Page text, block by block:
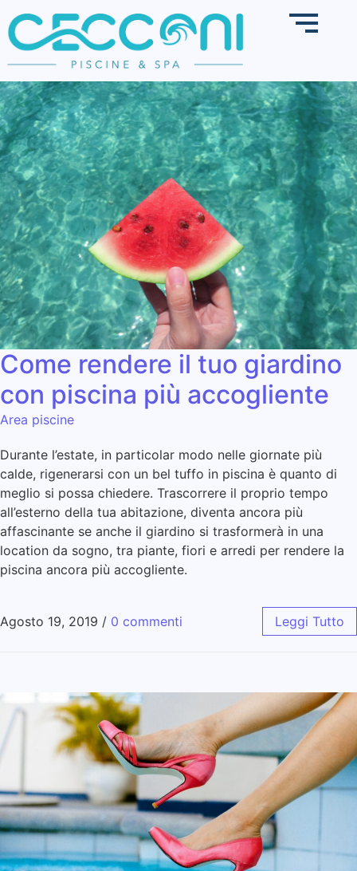
Come rendere il tuo giardino
con piscina più accogliente
Area piscine
Durante l’estate, in particolar modo nelle giornate più
calde, rigenerarsi con un bel tuffo in piscina è quanto di
meglio si possa chiedere. Trascorrere il proprio tempo
all’esterno della tua abitazione, diventa ancora più
affascinante se anche il giardino si trasformerà in una
location da sogno, tra piante, fiori e arredi per rendere la
piscina ancora più accogliente.
Agosto 19, 2019 / 0 commenti Leggi Tutto